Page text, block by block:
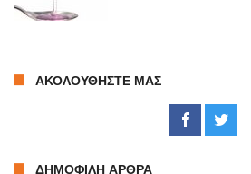
ΑΚΟΛΟΥΘΉΣΤΕ ΜΑΣ
ΔΗΜΟΦΙΛΉ ΆΡΘΡΑ